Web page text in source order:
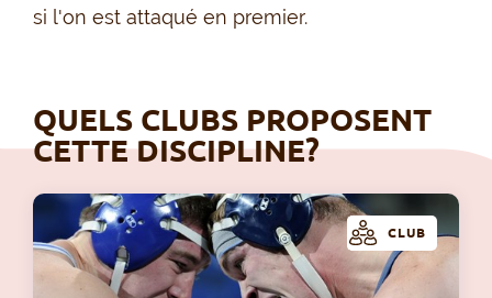
si l'on est attaqué en premier.
QUELS CLUBS PROPOSENT
CETTE DISCIPLINE?
CLUB